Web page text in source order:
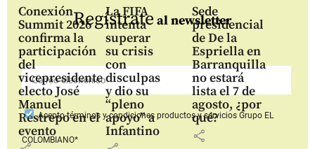
Conexión
Summit 2026
confirma la
participación
del
vicepresidente
electo José
Manuel
Restrepo en el
evento
La FIFA
intenta
superar
su crisis
con
disculpas
y dio su
“pleno
apoyo” a
Infantino
Sede
presidencial
de De la
Espriella en
Barranquilla
no estará
lista el 7 de
agosto, ¿por
qué?
share
Regístrate al newsletter
Aceptotérminos y condiciones productos y serviciosGrupo EL
COLOMBIANO*